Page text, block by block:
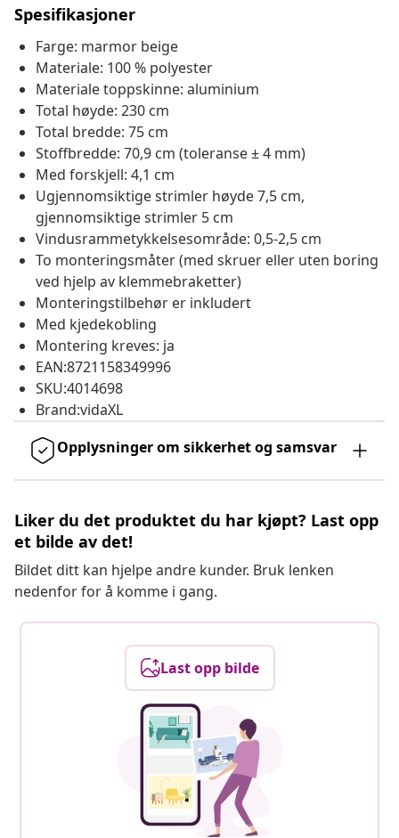
Spesifikasjoner
Farge: marmor beige
Materiale: 100 % polyester
Materiale toppskinne: aluminium
Total høyde: 230 cm
Total bredde: 75 cm
Stoffbredde: 70,9 cm (toleranse ± 4 mm)
Med forskjell: 4,1 cm
Ugjennomsiktige strimler høyde 7,5 cm,
gjennomsiktige strimler 5 cm
Vindusrammetykkelsesområde: 0,5-2,5 cm
To monteringsmåter (med skruer eller uten boring
ved hjelp av klemmebraketter)
Monteringstilbehør er inkludert
Med kjedekobling
Montering kreves: ja
EAN:8721158349996
SKU:4014698
Brand:vidaXL
Opplysninger om sikkerhet og samsvar
Liker du det produktet du har kjøpt? Last opp
et bilde av det!
Bildet ditt kan hjelpe andre kunder. Bruk lenken
nedenfor for å komme i gang.
Last opp bilde